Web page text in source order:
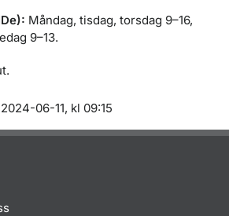
Måndag, tisdag, torsdag 9–16,
9–13.
06-11, kl 09:15